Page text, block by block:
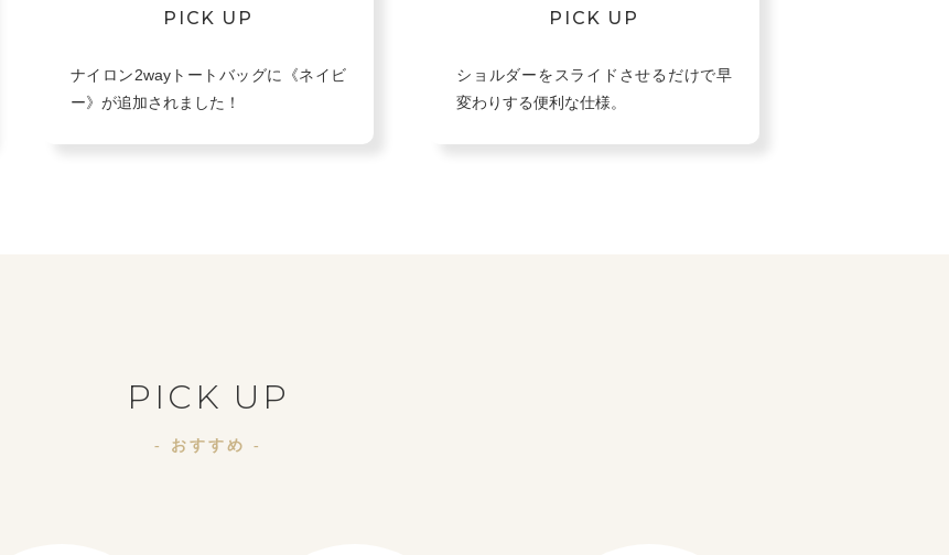
PICK UP
ナイロン2wayトートバッグに《ネイビ
ー》が追加されました！
PICK UP
ショルダーをスライドさせるだけで早
変わりする便利な仕様。
PICK UP
- おすすめ -